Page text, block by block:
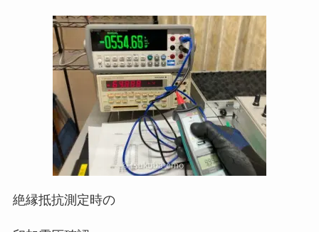
絶縁抵抗測定時の